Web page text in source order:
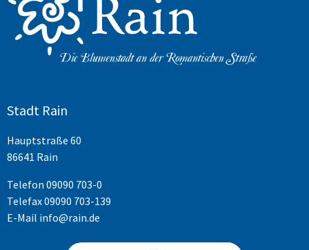
Stadt Rain
Hauptstraße 60
86641 Rain
Telefon 09090 703-0
Telefax 09090 703-139
E-Mail info@rain.de